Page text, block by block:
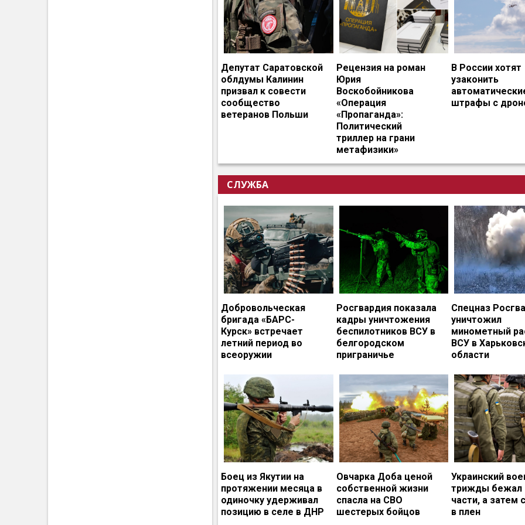
Депутат Саратовской
облдумы Калинин
призвал к совести
сообщество
ветеранов Польши
Рецензия на роман
Юрия
Воскобойникова
«Операция
«Пропаганда»:
Политический
триллер на грани
метафизики»
В России хотят
узаконить
штрафы с
СЛУЖБА
Добровольческая
бригада «БАРС-
Курск» встречает
летний период во
всеоружии
Росгвардия показала
кадры уничтожения
беспилотников ВСУ в
белгородском
приграничье
Спецназ
уничтожил
минометный
ВСУ в
области
Боец из Якутии на
протяжении месяца в
одиночку удерживал
позицию в селе в ДНР
Овчарка Доба ценой
собственной жизни
спасла на СВО
шестерых бойцов
Украинский
трижды бежал
части, а затем
в плен